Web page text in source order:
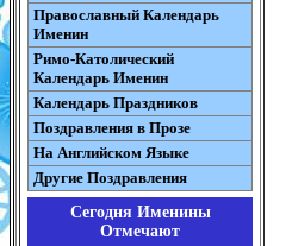
Православный Календарь
Именин
Римо-Католический
Календарь Именин
Календарь Праздников
Поздравления в Прозе
На Английском Языке
Другие Поздравления
Сегодня Именины
Отмечают